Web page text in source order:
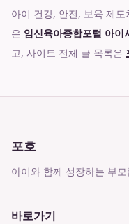
아이 건강, 안전, 보육 제
은 임신육아종합포털 아이
고, 사이트 전체 글 목록은
포호
아이와 함께 성장하는 부
바로가기